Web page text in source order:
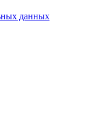
данных